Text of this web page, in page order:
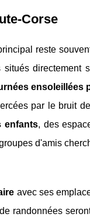
Corse
reste
directement
ensoleillées
par le bruit
enfants, des
d'amis
avec ses
randonnées